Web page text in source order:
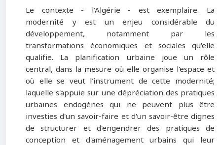
Le contexte - l'Algérie - est exemplaire. La
modernité y est un enjeu considérable du
développement, notamment par les
transformations économiques et sociales qu'elle
qualifie. La planification urbaine joue un rôle
central, dans la mesure où elle organise l'espace et
où elle se veut l'instrument de cette modernité;
laquelle s'appuie sur une dépréciation des pratiques
urbaines endogènes qui ne peuvent plus être
investies d'un savoir-faire et d'un savoir-être dignes
de structurer et d'engendrer des pratiques de
conception et d'aménagement urbains qui leur